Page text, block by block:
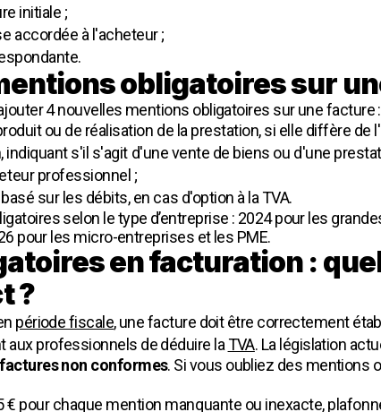
initiale ;
accordée à l'acheteur ;
obligatoires sur
4 nouvelles mentions obligatoires sur une facture :
ou de réalisation de la prestation, si elle diffère de
indiquant s'il s'agit d'une vente de biens ou d'une
professionnel ;
sur les débits, en cas d'option à la TVA.
selon le type d’entreprise : 2024 pour les
pour les micro-entreprises et les PME.
en facturation :
?
période fiscale, une facture doit être correctement
aux professionnels de déduire laTVA. La législation
factures non conformes. Si vous oubliez des mentions
pour chaque mention manquante ou inexacte,